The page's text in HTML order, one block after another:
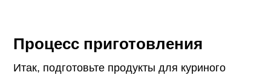
Процесс приготовления
Итак, подготовьте продукты для куриного